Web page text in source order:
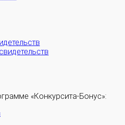
«Конкурсита-Бонус»: